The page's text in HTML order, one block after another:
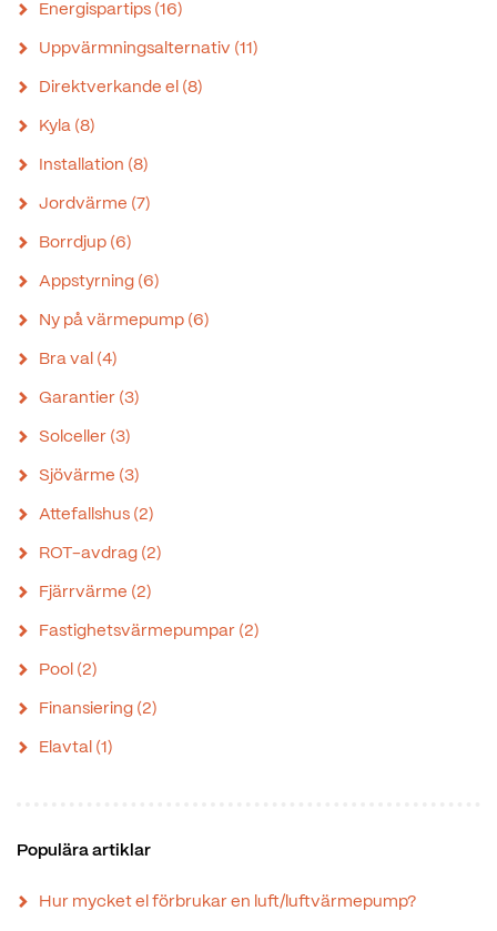
Energispartips (16)
Uppvärmningsalternativ (11)
Direktverkande el (8)
Kyla (8)
Installation (8)
Jordvärme (7)
Borrdjup (6)
Appstyrning (6)
Ny på värmepump (6)
Bra val (4)
Garantier (3)
Solceller (3)
Sjövärme (3)
Attefallshus (2)
ROT-avdrag (2)
Fjärrvärme (2)
Fastighetsvärmepumpar (2)
Pool (2)
Finansiering (2)
Elavtal (1)
Populära artiklar
Hur mycket el förbrukar en luft/luftvärmepump?